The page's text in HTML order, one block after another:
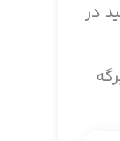
در